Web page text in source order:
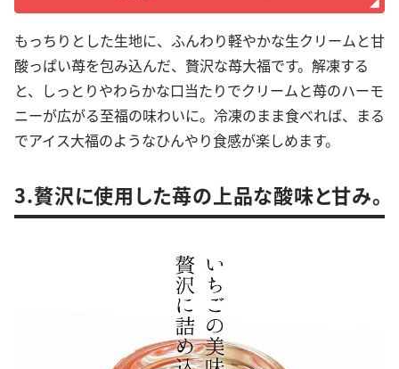
もっちりとした生地に、ふんわり軽やかな生クリームと甘
酸っぱい苺を包み込んだ、贅沢な苺大福です。解凍する
と、しっとりやわらかな口当たりでクリームと苺のハーモ
ニーが広がる至福の味わいに。冷凍のまま食べれば、まる
でアイス大福のようなひんやり食感が楽しめます。
3.贅沢に使用した苺の上品な酸味と甘み。